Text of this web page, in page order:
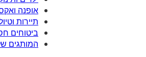
אופנה
תיירות
ביטוחים
המותגים